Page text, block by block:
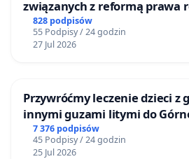
związanych z reformą prawa
828 podpisów
55 Podpisy / 24 godzin
27 Jul 2026
Przywróćmy leczenie dzieci z
innymi guzami litymi do
Centrum Zdrowia Dziecka w
7 376 podpisów
45 Podpisy / 24 godzin
25 Jul 2026